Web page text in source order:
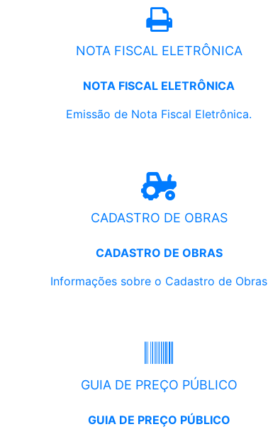
NOTA FISCAL ELETRÔNICA
NOTA FISCAL ELETRÔNICA
Emissão de Nota Fiscal Eletrônica.
CADASTRO DE OBRAS
CADASTRO DE OBRAS
Informações sobre o Cadastro de Obras
GUIA DE PREÇO PÚBLICO
GUIA DE PREÇO PÚBLICO